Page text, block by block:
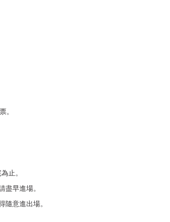
。
止。
盡早進場。
意進出場。